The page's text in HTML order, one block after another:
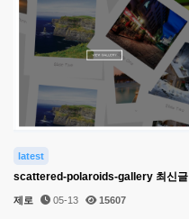
latest
scattered-polaroids-gallery 최신글
제로 05-13 15607